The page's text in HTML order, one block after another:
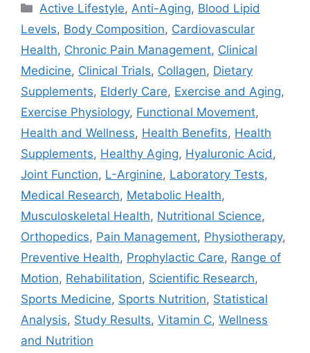
Active Lifestyle, Anti-Aging, Blood Lipid
Levels, Body Composition, Cardiovascular
Health, Chronic Pain Management, Clinical
Medicine, Clinical Trials, Collagen, Dietary
Supplements, Elderly Care, Exercise and Aging,
Exercise Physiology, Functional Movement,
Health and Wellness, Health Benefits, Health
Supplements, Healthy Aging, Hyaluronic Acid ,
Joint Function, L-Arginine, Laboratory Tests,
Medical Research, Metabolic Health,
Musculoskeletal Health, Nutritional Science,
Orthopedics, Pain Management, Physiotherapy,
Preventive Health, Prophylactic Care, Range of
Motion, Rehabilitation, Scientific Research,
Sports Medicine, Sports Nutrition, Statistical
Analysis, Study Results, Vitamin C, Wellness
and Nutrition